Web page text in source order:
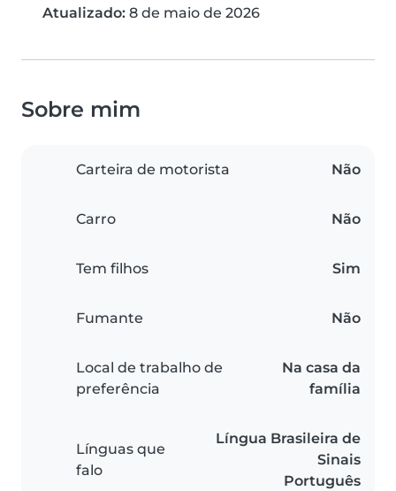
Atualizado: 8 de maio de 2026
Sobre mim
Carteira de motorista Não
Carro Não
Tem filhos Sim
Fumante Não
Local de trabalho de
preferência
Na casa da
família
Línguas que
falo
Língua Brasileira de
Sinais
Português